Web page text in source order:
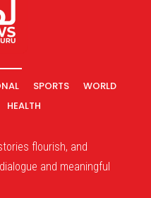
SPORTS
WORLD
HEALTH
flourish, and
and meaningful